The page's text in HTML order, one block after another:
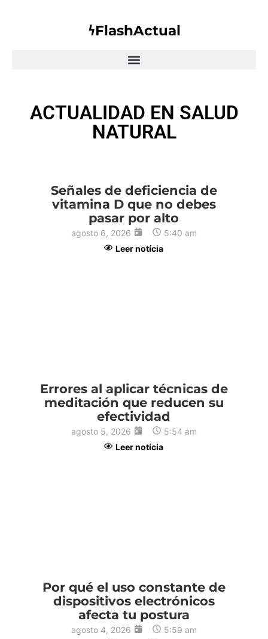
𐓏FlashActual
ACTUALIDAD EN SALUD
NATURAL
Señales de deficiencia de
vitamina D que no debes
pasar por alto
agosto 6, 2026
5:40 am
Leer notícia
Errores al aplicar técnicas de
meditación que reducen su
efectividad
agosto 5, 2026
5:54 am
Leer notícia
Por qué el uso constante de
dispositivos electrónicos
afecta tu postura
agosto 4, 2026
5:59 am